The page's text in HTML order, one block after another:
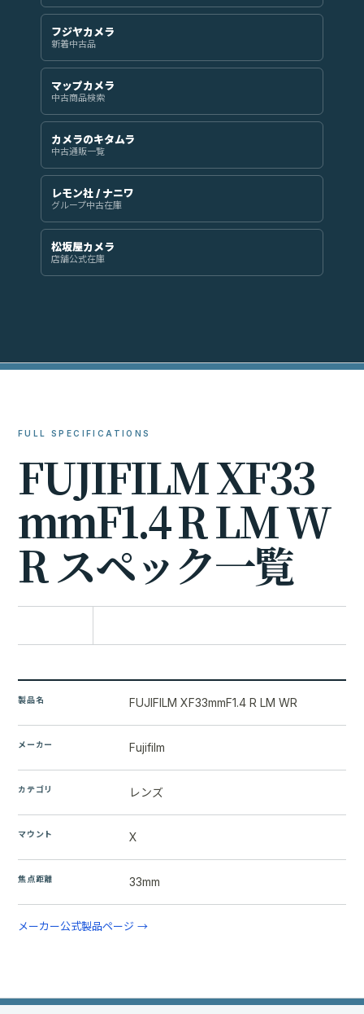
フジヤカメラ
新着中古品
マップカメラ
中古商品検索
カメラのキタムラ
中古通販一覧
レモン社 / ナニワ
グループ中古在庫
松坂屋カメラ
店舗公式在庫
FULL SPECIFICATIONS
FUJIFILMXF33
mmF1.4RLMW
Rスペック一覧
製品名 FUJIFILM XF33mmF1.4 R LM WR
メーカー Fujifilm
カテゴリ レンズ
マウント X
焦点距離 33mm
メーカー公式製品ページ →